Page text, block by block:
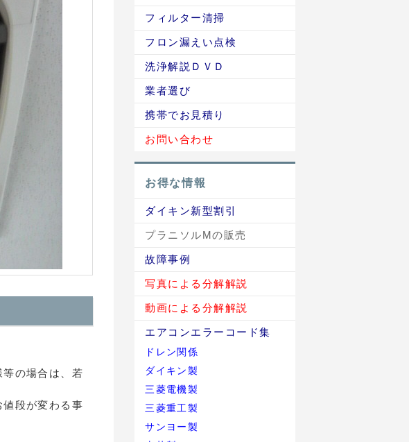
の場合は、若
段が変わる事
フィルター清掃
フロン漏えい点検
洗浄解説ＤＶＤ
業者選び
携帯でお見積り
お問い合わせ
お得な情報
ダイキン新型割引
プラニソルMの販売
故障事例
写真による分解解説
動画による分解解説
エアコンエラーコード集
ドレン関係
ダイキン製
三菱電機製
三菱重工製
サンヨー製